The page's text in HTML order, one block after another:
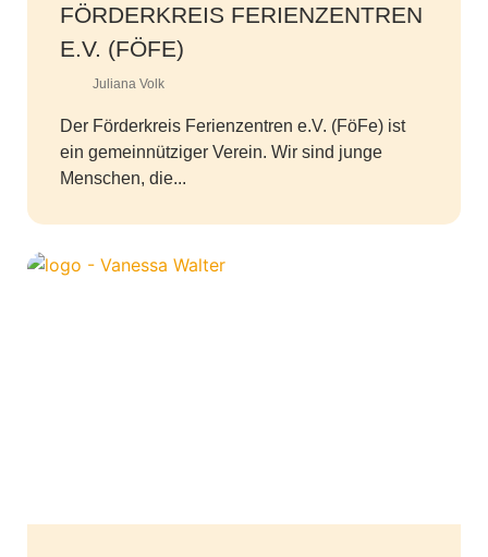
FÖRDERKREIS FERIENZENTREN
E.V. (FÖFE)
Juliana Volk
Der Förderkreis Ferienzentren e.V. (FöFe) ist
ein gemeinnütziger Verein. Wir sind junge
Menschen, die...